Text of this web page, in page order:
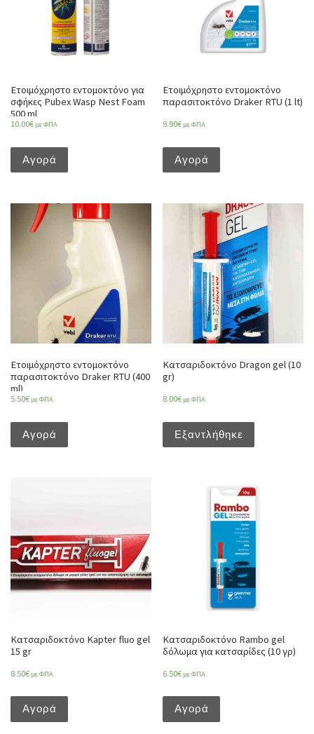
Ετοιμόχρηστο εντομοκτόνο για
σφήκες Pubex Wasp Nest Foam
500 ml
10.00€ με ΦΠΑ
Αγορά
Ετοιμόχρηστο εντομοκτόνο
παρασιτοκτόνο Draker RTU (1 lt)
9.90€ με ΦΠΑ
Αγορά
Ετοιμόχρηστο εντομοκτόνο
παρασιτοκτόνο Draker RTU (400
ml)
5.50€ με ΦΠΑ
Αγορά
Κατσαριδοκτόνο Dragon gel (10
gr)
8.00€ με ΦΠΑ
Εξαντλήθηκε
Κατσαριδοκτόνο Kapter fluo gel
15 gr
8.50€ με ΦΠΑ
Αγορά
Κατσαριδοκτόνο Rambo gel
δόλωμα για κατσαρίδες (10 γρ)
6.50€ με ΦΠΑ
Αγορά